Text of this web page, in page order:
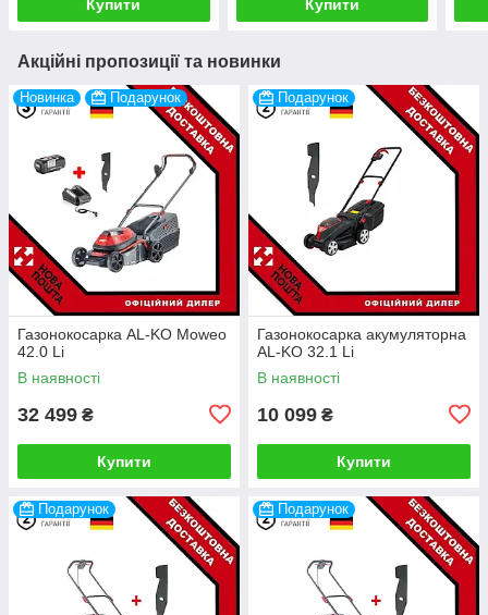
Купити Купити
Акційні пропозиції та новинки
Новинка Подарунок
Газонокосарка AL-KO Moweo
42.0 Li
В наявності
32 499 ₴
Купити
Подарунок
Газонокосарка акумуляторна
AL-KO 32.1 Li
В наявності
10 099 ₴
Купити
Подарунок Подарунок